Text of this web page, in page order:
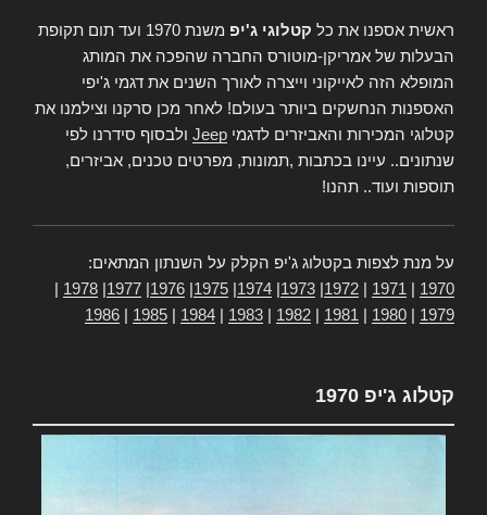
ראשית אספנו את כל קטלוגי ג'יפ
משנת 1970 ועד תום תקופת
הבעלות של אמריקן-מוטורס החברה שהפכה את המותג
המופלא הזה לאייקוני וייצרה לאורך השנים את דגמי ג'יפי
האספנות הנחשקים ביותר בעולם! לאחר מכן סרקנו וצילמנו את
קטלוגי המכירות והאביזרים לדגמי Jeep ולבסוף סידרנו לפי
שנתונים.. עיינו בכתבות ,תמונות, מפרטים טכנים, אביזרים,
תוספות ועוד.. תהנו!
על מנת לצפות בקטלוג ג'יפ הקלק על השנתון המתאים:
1970
1971
1972
1973
1974
1975
1976
1977
1978
1979
1980
1981
1982
1983
1984
1985
1986
קטלוג ג'יפ 1970